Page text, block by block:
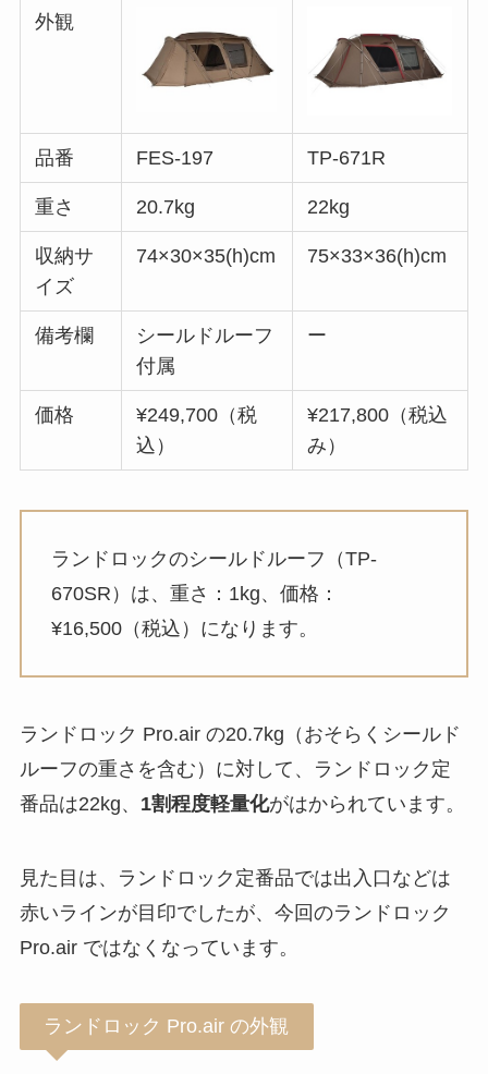
外観
品番 FES-197 TP-671R
重さ 20.7kg 22kg
収納サ
イズ
74×30×35(h)cm 75×33×36(h)cm
備考欄
シールドルーフ
付属
ー
価格
¥249,700（税
込）
¥217,800（税込
み）
ランドロックのシールドルーフ（TP-
670SR）は、重さ：1kg、価格：
¥16,500（税込）になります。
ランドロック Pro.air の20.7kg（おそらくシールド
ルーフの重さを含む）に対して、ランドロック定
番品は22kg、 1割程度軽量化がはかられています。
見た目は、ランドロック定番品では出入口などは
赤いラインが目印でしたが、今回のランドロック
Pro.air ではなくなっています。
ランドロック Pro.air の外観